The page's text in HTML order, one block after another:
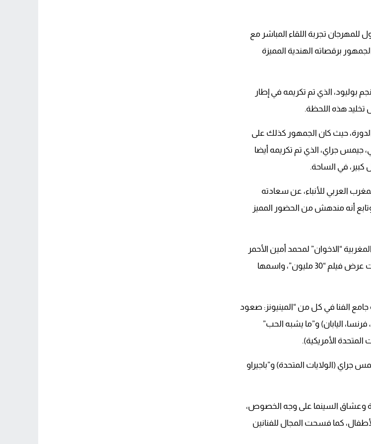
تجربة اللقاء المباشر مع
برقصاته الهندية المميزة
بوليود، الذي تم تكريمه في إطار
هذه اللحظة.
حيث كان الجمهور كذلك على
جيمس جراي، الذي تم تكريمه أيضا
كبير، في الساحة.
العربي للأنباء، عن سعادته
أنه مندهش من الحضور المميز
“الاخوان” لمحمد أمين الأحمر
و”كيد النساء” لفريدة بنليزيد، و”30 مليون” لربيع سجيد. وقالت إحدى مشاهدات عرض فيلم “30 مليون”، واسمها
الفنا في كل من “المينيونز: صعود
فرنسا، اليابان) و”ما يشبه الحب”
المتحدة الأمريكية).
جراي (الولايات المتحدة) و”باجيراو
وعشاق السينما على وجه الخصوص،
كما فسحت المجال للفنانين